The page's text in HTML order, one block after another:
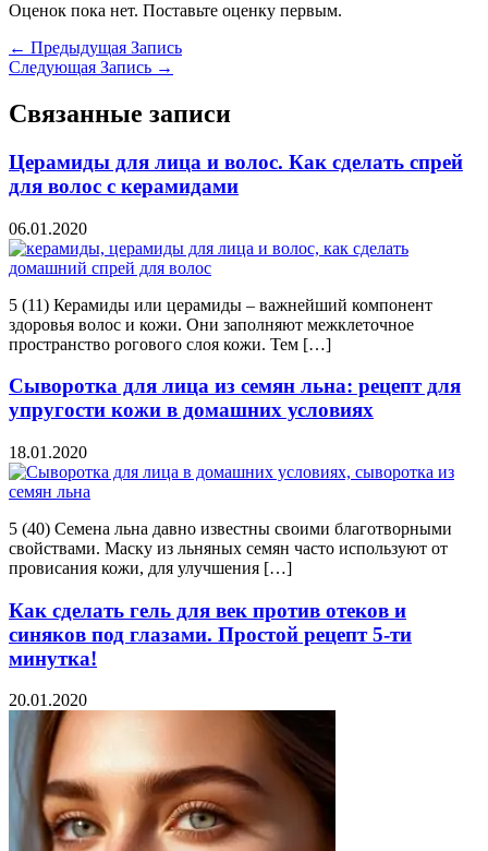
Оценок пока нет. Поставьте оценку первым.
← Предыдущая Запись
Следующая Запись →
Связанные записи
Церамиды для лица и волос. Как сделать спрей
для волос с керамидами
06.01.2020
5 (11) Керамиды или церамиды – важнейший компонент
здоровья волос и кожи. Они заполняют межклеточное
пространство рогового слоя кожи. Тем […]
Сыворотка для лица из семян льна: рецепт для
упругости кожи в домашних условиях
18.01.2020
5 (40) Семена льна давно известны своими благотворными
свойствами. Маску из льняных семян часто используют от
провисания кожи, для улучшения […]
Как сделать гель для век против отеков и
синяков под глазами. Простой рецепт 5-ти
минутка!
20.01.2020